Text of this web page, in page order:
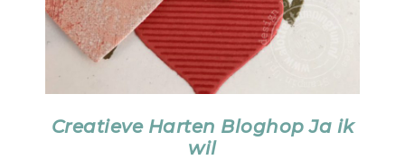
Creatieve Harten Bloghop Ja ik
wil